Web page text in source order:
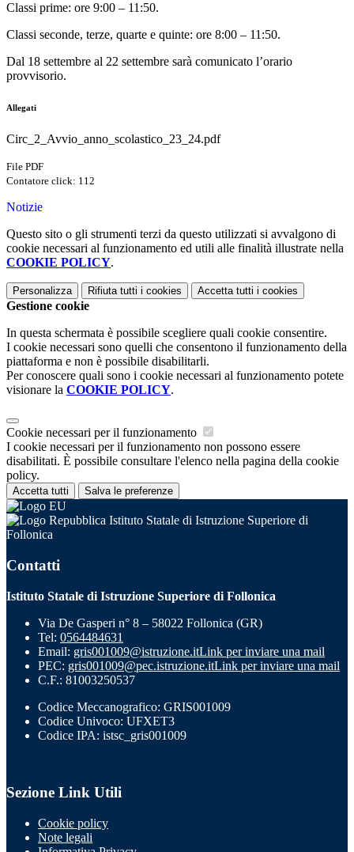
Classi prime: ore 9:00 – 11:50.
Classi seconde, terze, quarte e quinte: ore 8:00 – 11:50.
Dal 18 settembre al 22 settembre sarà comunicato l’orario
provvisorio.
Allegati
Circ_2_Avvio_anno_scolastico_23_24.pdf
File PDF
Contatore click: 112
Notizie
Questo sito o gli strumenti terzi da questo utilizzati si avvalgono di
cookie necessari al funzionamento ed utili alle finalità illustrate nella
COOKIE POLICY.
Personalizza Rifiuta tutti i cookies Accetta tutti i cookies
Gestione cookie
In questa schermata è possibile scegliere quali cookie consentire.
I cookie necessari sono quelli che consentono il funzionamento della
piattaforma e non è possibile disabilitarli.
Per conoscere quali sono i cookie necessari al funzionamento potete
visionare la COOKIE POLICY.
Cookie necessari per il funzionamento
I cookie necessari per il funzionamento non possono essere
disabilitati. È possibile consultare l'elenco nella pagina della cookie
policy.
Accetta tutti Salva le preferenze
Istituto Statale di Istruzione Superiore di
Follonica
Contatti
Istituto Statale di Istruzione Superiore di Follonica
Via De Gasperi n° 8 – 58022 Follonica (GR)
Tel: 0564484631
Email: gris001009@istruzione.itLink per inviare una mail
PEC: gris001009@pec.istruzione.itLink per inviare una mail
C.F.: 81003250537
Codice Meccanografico: GRIS001009
Codice Univoco: UFXET3
Codice IPA: istsc_gris001009
Sezione Link Utili
Cookie policy
Note legali